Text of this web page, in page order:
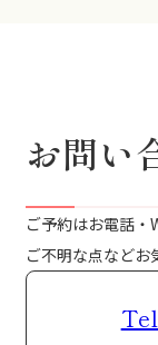
お問い
ご予約はお電話・
ご不明な点などお